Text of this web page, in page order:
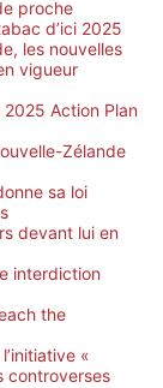
proche
d’ici 2025
les nouvelles
vigueur
Action Plan
Zélande
sa loi
devant lui en
interdiction
the
«
controverses